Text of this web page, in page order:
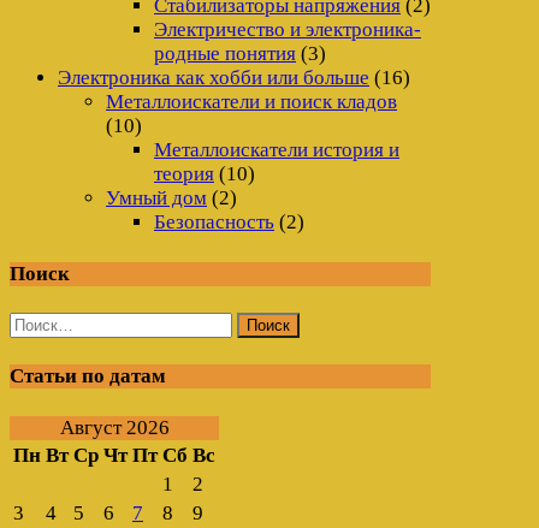
Стабилизаторы напряжения (2)
Электричество и электроника-
родные понятия (3)
Электроника как хобби или больше (16)
Металлоискатели и поиск кладов
(10)
Металлоискатели история и
теория (10)
Умный дом (2)
Безопасность (2)
Поиск
Найти:
Статьи по датам
Август 2026
Пн Вт Ср Чт Пт Сб Вс
1
2
3
4 5 6 7 8
9